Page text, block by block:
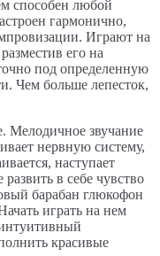
способен любой
гармонично,
Играют на
его на
под определенную
Чем больше лепесток,
Мелодичное звучание
нервную систему,
наступает
в себе чувство
барабан глюкофон
играть на нем
красивые